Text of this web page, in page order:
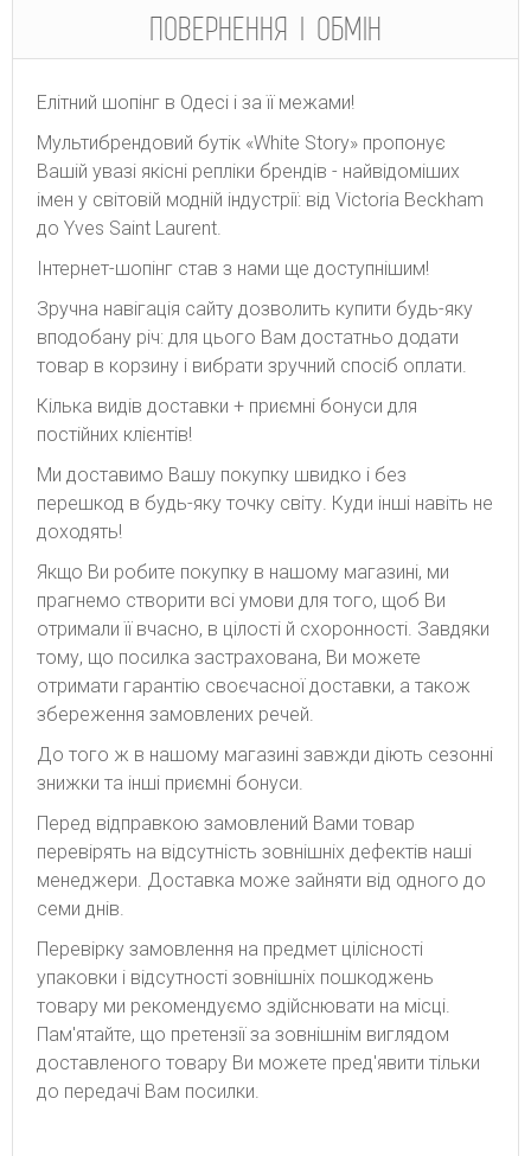
ПОВЕРНЕННЯ І ОБМІН
Елітний шопінг в Одесі і за її межами!
Мультибрендовий бутік «White Story» пропонує
Вашій увазі якісні репліки брендів - найвідоміших
імен у світовій модній індустрії: від Victoria Beckham
до Yves Saint Laurent.
Інтернет-шопінг став з нами ще доступнішим!
Зручна навігація сайту дозволить купити будь-яку
вподобану річ: для цього Вам достатньо додати
товар в корзину і вибрати зручний спосіб оплати.
Кілька видів доставки + приємні бонуси для
постійних клієнтів!
Ми доставимо Вашу покупку швидко і без
перешкод в будь-яку точку світу. Куди інші навіть не
доходять!
Якщо Ви робите покупку в нашому магазині, ми
прагнемо створити всі умови для того, щоб Ви
отримали її вчасно, в цілості й схоронності. Завдяки
тому, що посилка застрахована, Ви можете
отримати гарантію своєчасної доставки, а також
збереження замовлених речей.
До того ж в нашому магазині завжди діють сезонні
знижки та інші приємні бонуси.
Перед відправкою замовлений Вами товар
перевірять на відсутність зовнішніх дефектів наші
менеджери. Доставка може зайняти від одного до
семи днів.
Перевірку замовлення на предмет цілісності
упаковки і відсутності зовнішніх пошкоджень
товару ми рекомендуємо здійснювати на місці.
Пам'ятайте, що претензії за зовнішнім виглядом
доставленого товару Ви можете пред'явити тільки
до передачі Вам посилки.